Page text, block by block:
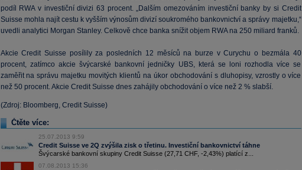
podíl RWA v investiční divizi 63 procent. „Dalším omezováním investiční banky by si Credit
Suisse mohla najít cestu k vyšším výnosům divizí soukromého bankovnictví a správy majetku,“
uvedli analytici Morgan Stanley. Celkově chce banka snížit objem RWA na 250 miliard franků.
Akcie Credit Suisse posílily za posledních 12 měsíců na burze v Curychu o bezmála 40
procent, zatímco akcie švýcarské bankovní jedničky UBS, která se loni rozhodla více se
zaměřit na správu majetku movitých klientů na úkor obchodování s dluhopisy, vzrostly o více
než 50 procent. Akcie Credit Suisse dnes zahájily obchodování o více než 2 % slabší.
(Zdroj: Bloomberg, Credit Suisse)
Čtěte více:
25.07.2013 9:59
Credit Suisse ve 2Q zvýšila zisk o třetinu. Investiční bankovnictví táhne
Švýcarské bankovní skupiny Credit Suisse (27,71 CHF, -2,43%) platící z...
07.08.2013 15:36